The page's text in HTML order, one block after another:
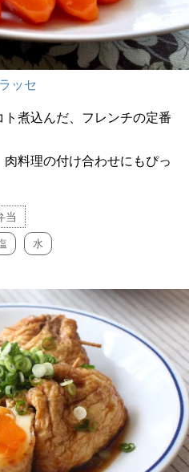
ッセ
煮込んだ、フレンチの定番
料理の付け合わせにもぴっ
当
水